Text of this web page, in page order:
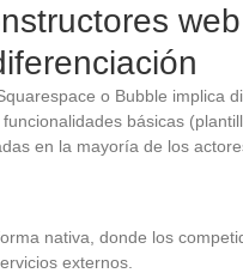
web
o Bubble implica
básicas
en la mayoría de los
nativa, donde los
externos.